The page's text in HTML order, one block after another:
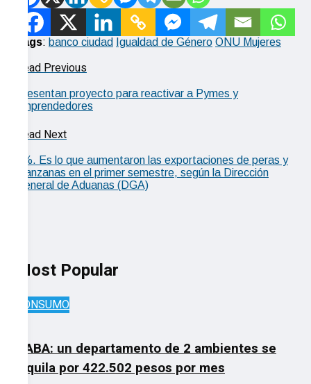
Tags: banco ciudad Igualdad de Género ONU Mujeres
Read Previous
Presentan proyecto para reactivar a Pymes y
emprendedores
Read Next
7%. Es lo que aumentaron las exportaciones de peras y
manzanas en el primer semestre, según la Dirección
General de Aduanas (DGA)
Most Popular
CONSUMO
CABA: un departamento de 2 ambientes se
alquila por 422.502 pesos por mes